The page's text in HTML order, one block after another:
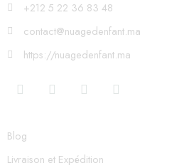
+212 5 22 36 83 48
contact@nuagedenfant.ma
https://nuagedenfant.ma
Blog
Livraison et Expédition